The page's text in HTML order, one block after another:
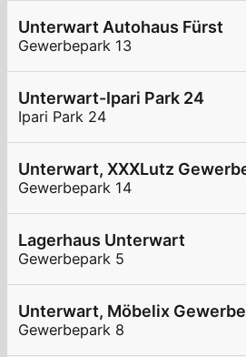
Unterwart Autohaus Fürst
Gewerbepark 13
Unterwart-Ipari Park 24
Ipari Park 24
Unterwart, XXXLutz
Gewerbepark 14
Lagerhaus Unterwart
Gewerbepark 5
Unterwart, Möbelix
Gewerbepark 8